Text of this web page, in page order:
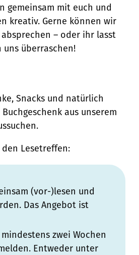
gemeinsam mit euch und
kreativ. Gerne können wir
– oder ihr lasst
überraschen!
Snacks und natürlich
aus unserem
den Lesetreffen:
(vor-)lesen und
Das Angebot ist
zwei Wochen
Entweder unter